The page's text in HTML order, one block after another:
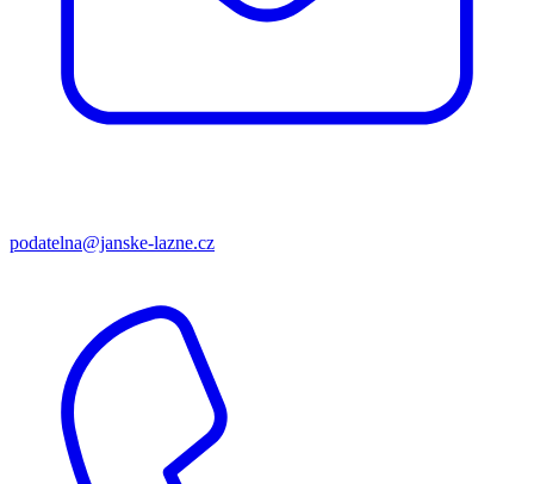
podatelna@janske-lazne.cz